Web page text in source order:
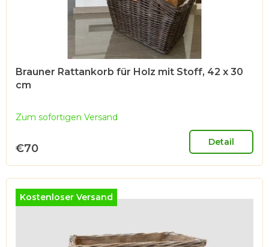
Brauner Rattankorb für Holz mit Stoff, 42 x 30
cm
Zum sofortigen Versand
€70 Detail
Kostenloser Versand